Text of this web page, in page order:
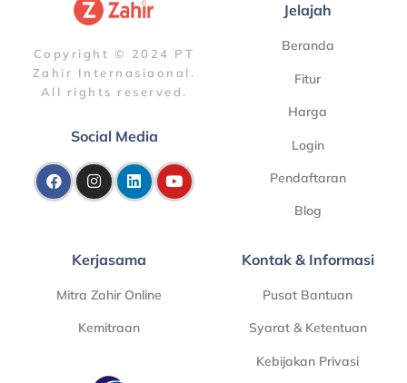
Copyright © 2024 PT
Zahir Internasiaonal.
All rights reserved.
Social Media
Jelajah
Beranda
Fitur
Harga
Login
Pendaftaran
Blog
Kerjasama
Mitra Zahir Online
Kemitraan
Kontak & Informasi
Pusat Bantuan
Syarat & Ketentuan
Kebijakan Privasi